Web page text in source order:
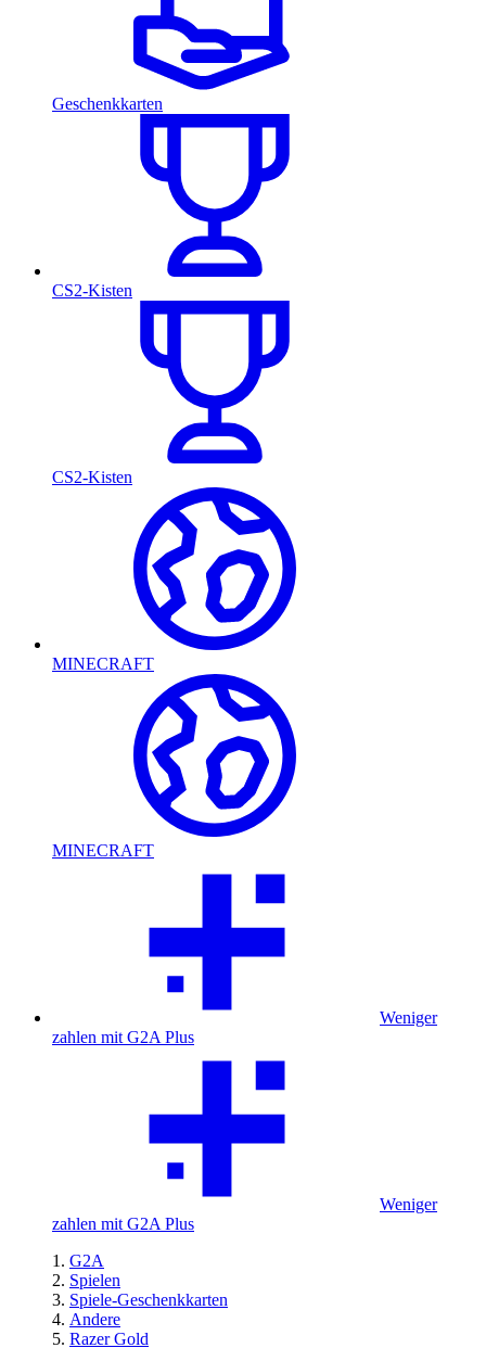
Geschenkkarten
CS2-Kisten
CS2-Kisten
MINECRAFT
MINECRAFT
Weniger
zahlen mit G2A Plus
Weniger
zahlen mit G2A Plus
G2A
Spielen
Spiele-Geschenkkarten
Andere
Razer Gold